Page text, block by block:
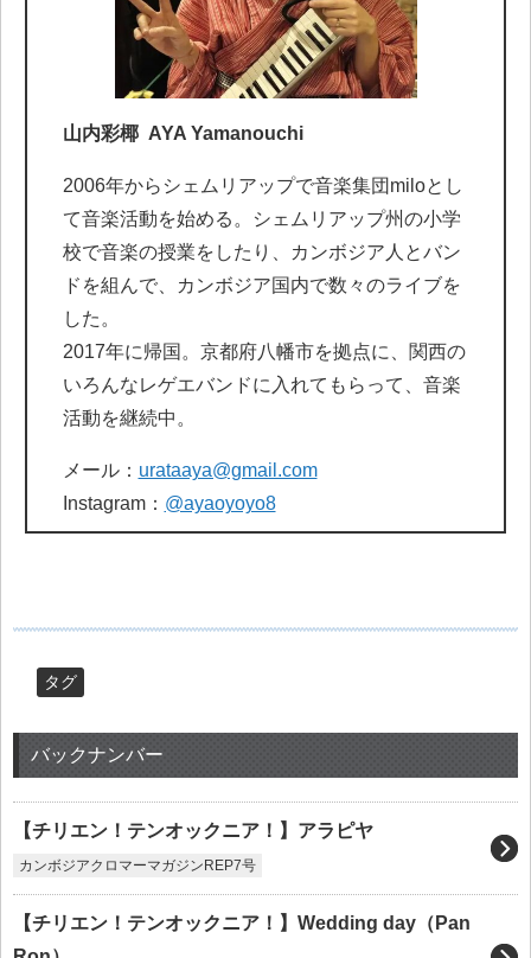
山内彩椰 AYA Yamanouchi
2006年からシェムリアップで音楽集団miloとし
て音楽活動を始める。シェムリアップ州の小学
校で音楽の授業をしたり、カンボジア人とバン
ドを組んで、カンボジア国内で数々のライブを
した。
2017年に帰国。京都府八幡市を拠点に、関西の
いろんなレゲエバンドに入れてもらって、音楽
活動を継続中。
メール： urataaya@gmail.com
Instagram： @ayaoyoyo8
タグ
バックナンバー
【チリエン！テンオックニア！】アラピヤ
カンボジアクロマーマガジンREP7号
【チリエン！テンオックニア！】Wedding day（Pan